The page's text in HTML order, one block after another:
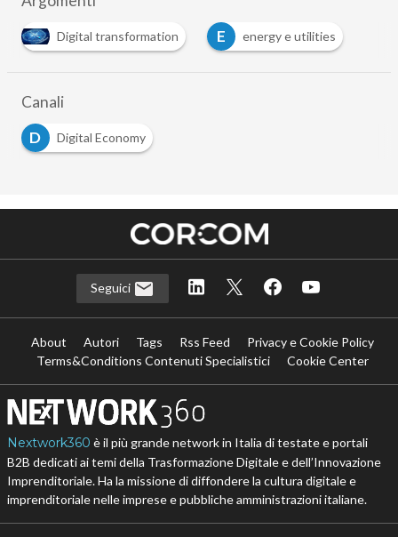
Digital transformation E energy e utilities
Canali
D
Digital Economy
Seguici
About Autori Tags Rss Feed
Privacy e Cookie Policy
Terms&Conditions Contenuti Specialistici
Cookie Center
Nextwork360 è il più grande network in Italia di testate e portali
B2B dedicati ai temi della Trasformazione Digitale e dell’Innovazione
Imprenditoriale. Ha la missione di diffondere la cultura digitale e
imprenditoriale nelle imprese e pubbliche amministrazioni italiane.